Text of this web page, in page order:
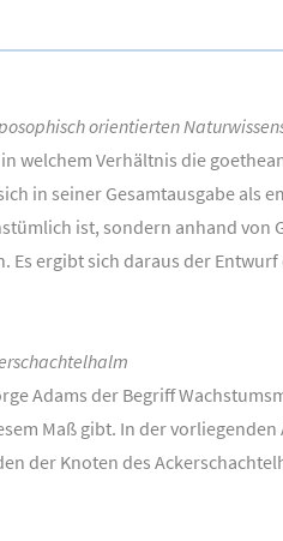
orientierten
welchem Verhältnis die
in seiner Gesamtausgabe
ist, sondern anhand
ergibt sich daraus der
Adams der Begriff
Maß gibt. In der
der Knoten des